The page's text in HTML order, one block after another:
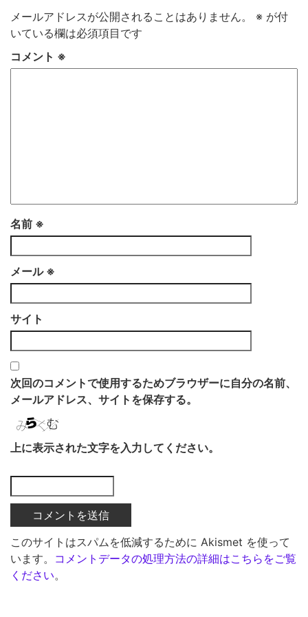
メールアドレスが公開されることはありません。 ※ が付
いている欄は必須項目です
コメント ※
名前 ※
メール ※
サイト
次回のコメントで使用するためブラウザーに自分の名前、
メールアドレス、サイトを保存する。
上に表示された文字を入力してください。
このサイトはスパムを低減するために Akismet を使って
います。 コメントデータの処理方法の詳細はこちらをご覧
ください。